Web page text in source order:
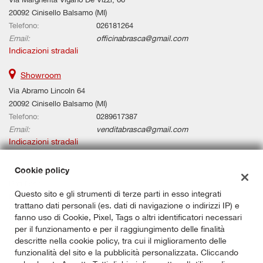
• Schermo multifunzione interamente digitale • Sensore di luce •
Sensore di pioggia • Sensori di parcheggio anteriori • Sensori di
parcheggio posteriori • Servosterzo • Sistema di avviso di distanza
• Sistema di riconoscimento della stanchezza • Sospensioni
sportive • Sound system • Specchietti laterali elettrici •
Streaming musicale integrato • Supporto lombare • Touch screen •
USB • Vetri oscurati • Volante in pelle
20092 Cinisello Balsamo (MI)
Telefono:
026181264
Email:
officinabrasca@gmail.com
Indicazioni stradali
Showroom
Via Abramo Lincoln 64
20092 Cinisello Balsamo (MI)
Telefono:
0289617387
Email:
venditabrasca@gmail.com
Indicazioni stradali
BRASCA AUTOMOBILI SRL
Via de Vizzi 0066, 20092, Cinisello Balsamo (MI)
C.F/P.IVA:00887910966
Registro delle imprese:MI
Cookie policy
Questo sito e gli strumenti di terze parti in esso integrati
trattano dati personali (es. dati di navigazione o indirizzi IP) e
fanno uso di Cookie, Pixel, Tags o altri identificatori necessari
per il funzionamento e per il raggiungimento delle finalità
descritte nella cookie policy, tra cui il miglioramento delle
funzionalità del sito e la pubblicità personalizzata. Cliccando